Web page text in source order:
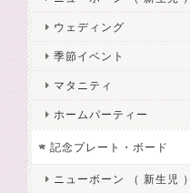
ウェディング
季節イベント
マタニティ
ホームパーティー
記念プレート・ボード
ニューボーン （ 新生児 ）